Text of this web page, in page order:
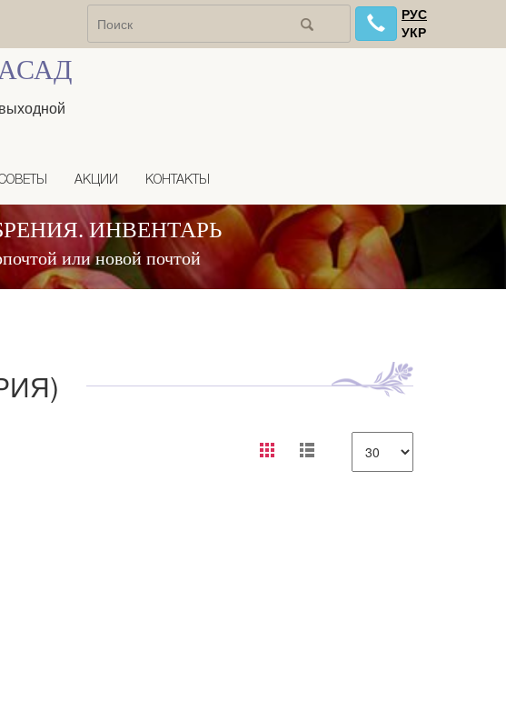
РУС
УКР
АКЦИИ КОНТАКТЫ
ИНВЕНТАРЬ
или новой почтой